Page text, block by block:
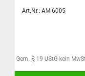
Art.Nr.: AM-6005
Gem. § 19 UStG kein